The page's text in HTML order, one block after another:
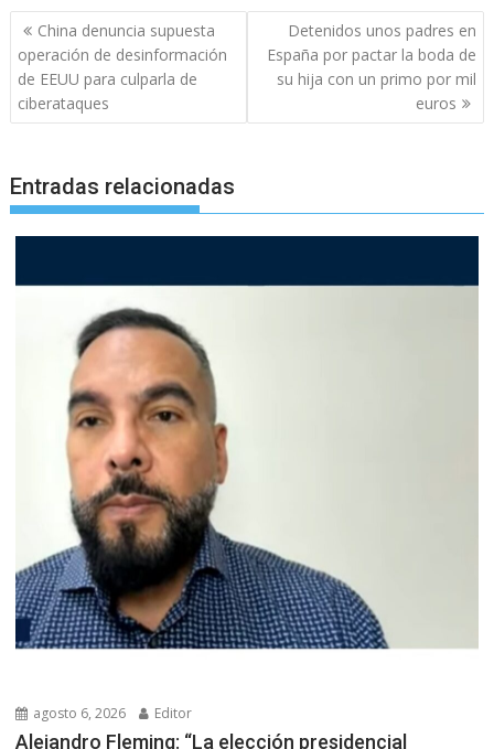
Navegación
de
entradas
China denuncia supuesta
operación de desinformación
de EEUU para culparla de
ciberataques
Detenidos unos padres en
España por pactar la boda de
su hija con un primo por mil
euros
Entradas relacionadas
agosto 6, 2026 Editor
Alejandro Fleming: “La elección presidencial